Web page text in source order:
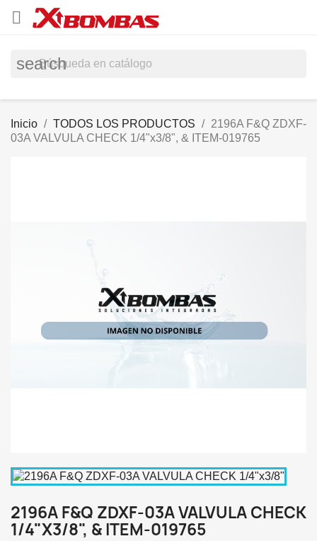

search
Inicio TODOS LOS PRODUCTOS
2196A F&Q ZDXF-
03A VALVULA CHECK 1/4"x3/8", & ITEM-019765
2196A F&Q ZDXF-03A VALVULA CHECK
1/4"X3/8", & ITEM-019765